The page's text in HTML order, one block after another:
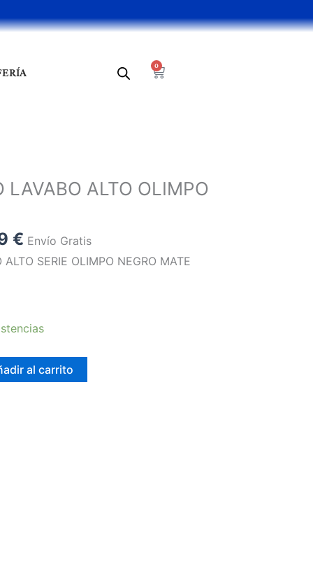
0
Cart
ALTO OLIMPO
€.
€
precio
actual
106,59 €.
Envío Gratis
SERIE OLIMPO NEGRO MATE
al carrito